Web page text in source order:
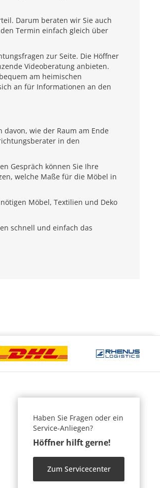
Darum beraten wir Sie auch
Termin einfach gleich über
zur Seite. Die Höffner
Videoberatung anbieten.
am heimischen
an für Informationen an den
wie der Raum am Ende
in den
Gespräch können Sie Ihre
welche Maße für die Möbel in
Möbel, Textilien und Deko
schnell und einfach das
Haben Sie Fragen oder ein
Service-Anliegen?
Höffner hilft gerne!
Zum Servicecenter